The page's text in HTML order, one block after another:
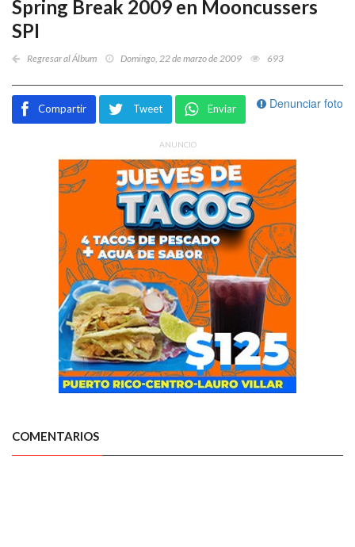
Spring Break 2009 en Mooncussers
SPI
Regresar al Álbum Domingo, 22 de marzo de 2009 693
Denunciar foto
Compartir Tweet Enviar
ANUNCIO
COMENTARIOS